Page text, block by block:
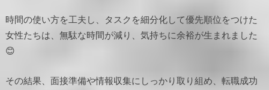
時間の使い方を工夫し、タスクを細分化して優先順位をつけた
女性たちは、無駄な時間が減り、気持ちに余裕が生まれました
😊
その結果、面接準備や情報収集にしっかり取り組め、転職成功